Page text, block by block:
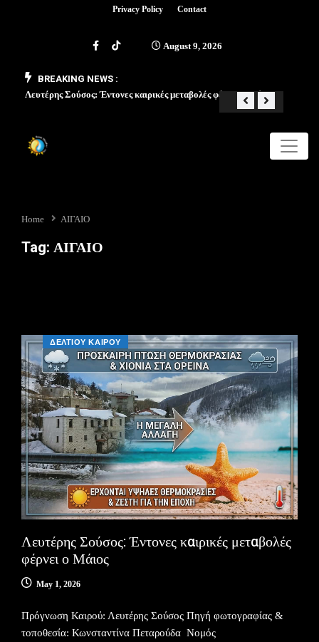
Privacy Policy Contact
August 9, 2026
BREAKING NEWS :
Λευτέρης Σούσος: Έντονες καιρικές μεταβολές φέρνει ο Μάιος
Home ΑΙΓΑΙΟ
Tag: ΑΙΓΑΙΟ
ΔΕΛΤΙΟΥ ΚΑΙΡΟΥ
Λευτέρης Σούσος: Έντονες καιρικές μεταβολές
φέρνει ο Μάιος
May 1, 2026
Πρόγνωση Καιρού: Λευτέρης Σούσος Πηγή φωτογραφίας &
τοποθεσία: Κωνσταντίνα Πεταρούδα Νομός